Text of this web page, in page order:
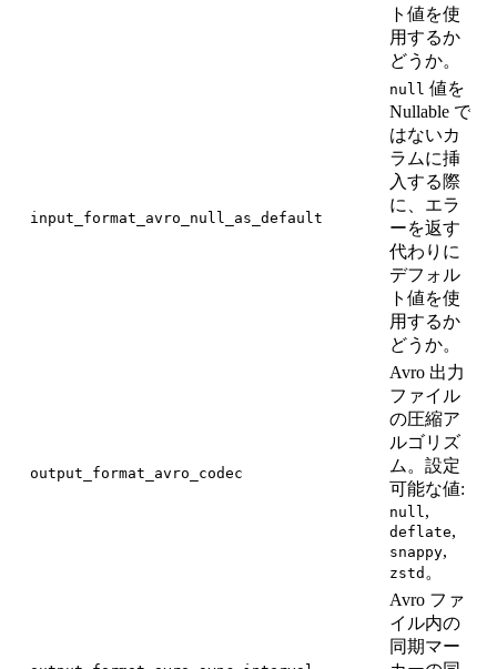
ト値を使
用するか
どうか。
input_format_avro_null_as_default
null 値を
Nullable で
はないカ
ラムに挿
入する際
に、エラ
ーを返す
代わりに
デフォル
ト値を使
用するか
どうか。
output_format_avro_codec
Avro 出力
ファイル
の圧縮ア
ルゴリズ
ム。設定
可能な値:
null,
deflate,
snappy,
zstd 。
Avro ファ
イル内の
同期マー